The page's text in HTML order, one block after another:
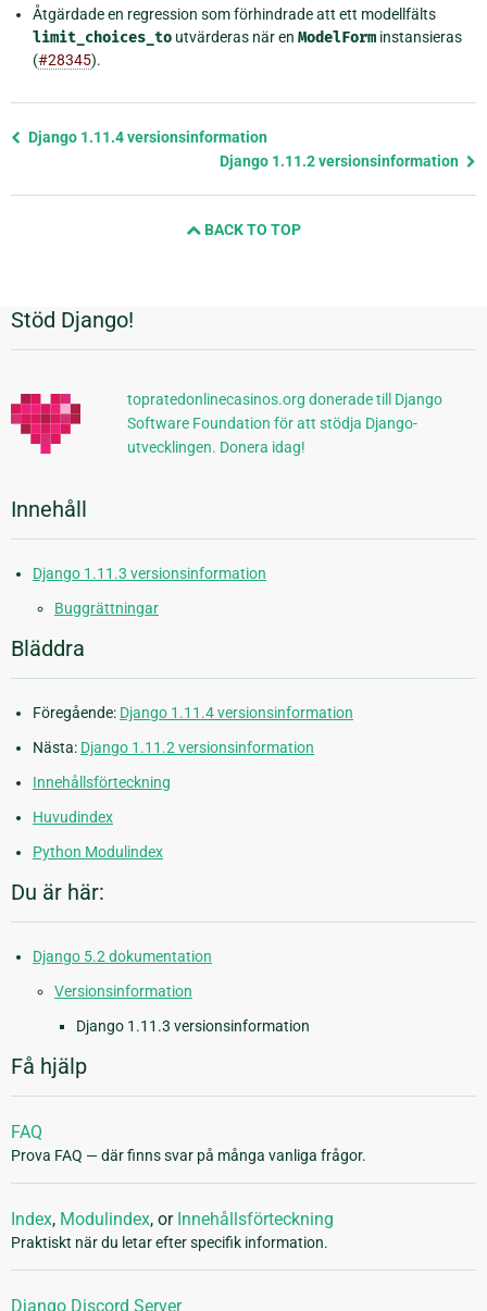
Åtgärdade en regression som förhindrade att ett modellfälts
limit_choices_to utvärderas när en ModelForm instansieras
(#28345).
Föregående
Django 1.11.4 versionsinformation
Django 1.11.2 versionsinformation
BACK TO TOP
Ytterligare
information
Stöd Django!
topratedonlinecasinos.org donerade till Django
Software Foundation för att stödja Django-
utvecklingen. Donera idag!
Innehåll
Django 1.11.3 versionsinformation
Buggrättningar
Bläddra
Föregående: Django 1.11.4 versionsinformation
Nästa: Django 1.11.2 versionsinformation
Innehållsförteckning
Huvudindex
Python Modulindex
Du är här:
Django 5.2 dokumentation
Versionsinformation
Django 1.11.3 versionsinformation
Få hjälp
FAQ
Prova FAQ — där finns svar på många vanliga frågor.
Index, Modulindex, or Innehållsförteckning
Praktiskt när du letar efter specifik information.
Django Discord Server